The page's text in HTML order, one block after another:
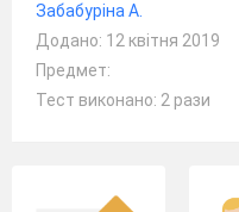
Забабуріна А.
Додано: 12 квітня 2019
Предмет:
Тест виконано: 2 рази